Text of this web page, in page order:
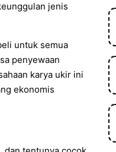
jenis
untuk semua
penyewaan
karya ukir ini
ekonomis